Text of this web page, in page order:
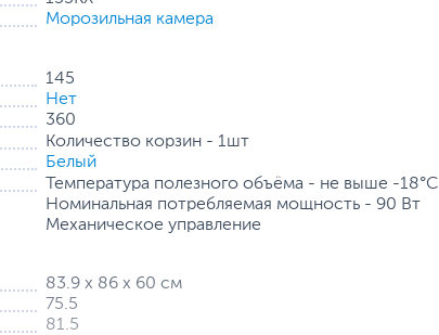
Морозильная камера
145
Нет
360
Количество корзин - 1шт
Белый
Температура полезного объёма - не выше -18°C
Номинальная потребляемая мощность - 90 Вт
Механическое управление
83.9 х 86 х 60 см
75.5
81.5